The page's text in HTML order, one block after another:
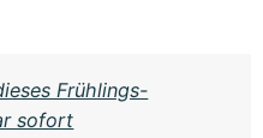
Frühlings-
sofort